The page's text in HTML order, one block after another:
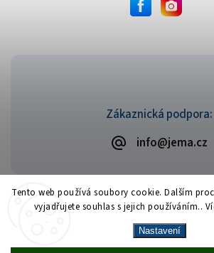
Tento web používá soubory cookie. Dalším
vyjadřujete souhlas s jejich používáním..
Nastavení
Zákaznická podpora:
info@jema.cz
Copyright 2026JEMA.cz. Všechna
VytvořilShoptet| Design